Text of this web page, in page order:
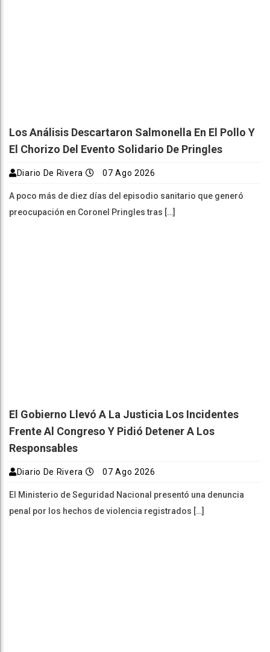
Los Análisis Descartaron Salmonella En El Pollo Y
El Chorizo Del Evento Solidario De Pringles
Diario De Rivera 07 Ago 2026
A poco más de diez días del episodio sanitario que generó
preocupación en Coronel Pringles tras […]
El Gobierno Llevó A La Justicia Los Incidentes
Frente Al Congreso Y Pidió Detener A Los
Responsables
Diario De Rivera 07 Ago 2026
El Ministerio de Seguridad Nacional presentó una denuncia
penal por los hechos de violencia registrados […]